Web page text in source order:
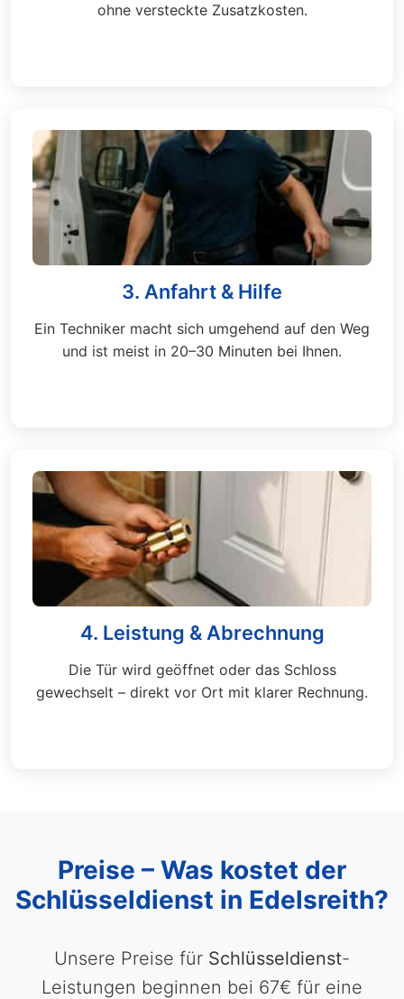
ohne versteckte Zusatzkosten.
3. Anfahrt & Hilfe
Ein Techniker macht sich umgehend auf den Weg
und ist meist in 20–30 Minuten bei Ihnen.
4. Leistung & Abrechnung
Die Tür wird geöffnet oder das Schloss
gewechselt – direkt vor Ort mit klarer Rechnung.
Preise – Was kostet der
Schlüsseldienst in Edelsreith?
Unsere Preise für Schlüsseldienst-
Leistungen beginnen bei 67€ für eine